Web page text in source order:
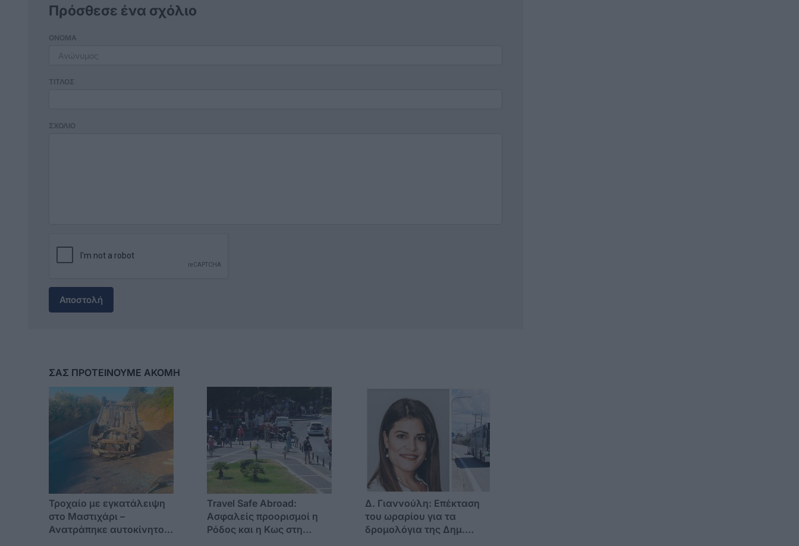
Πρόσθεσε ένα σχόλιο
ΟΝΟΜΑ
ΤΙΤΛΟΣ
ΣΧΟΛΙΟ
Αποστολή
ΣΑΣ ΠΡΟΤΕΙΝΟΥΜΕ ΑΚΟΜΗ
Τροχαίο με εγκατάλειψη
στο Μαστιχάρι –
Ανατράπηκε αυτοκίνητο
Travel Safe Abroad:
Ασφαλείς προορισμοί η
Ρόδος και η Κως στη
Δ. Γιαννούλη: Επέκταση
του ωραρίου για τα
δρομολόγια της Δημ.